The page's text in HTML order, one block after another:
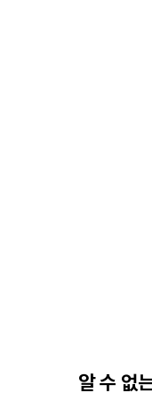
알 수 없